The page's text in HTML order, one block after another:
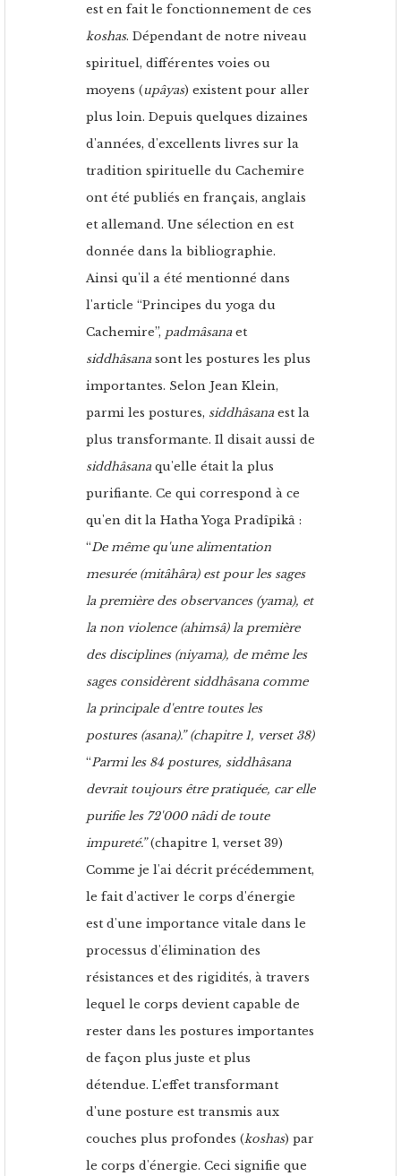
est en fait le fonctionnement de ces
koshas. Dépendant de notre niveau
spirituel, différentes voies ou
moyens (upâyas) existent pour aller
plus loin. Depuis quelques dizaines
d'années, d'excellents livres sur la
tradition spirituelle du Cachemire
ont été publiés en français, anglais
et allemand. Une sélection en est
donnée dans la bibliographie.
Ainsi qu'il a été mentionné dans
l'article “Principes du yoga du
Cachemire”, padmâsanaet
siddhâsanasont les postures les plus
importantes. Selon Jean Klein,
parmi les postures, siddhâsanaest la
plus transformante. Il disait aussi de
siddhâsanaqu'elle était la plus
purifiante. Ce qui correspond à ce
qu'en dit la Hatha Yoga Pradîpikâ :
“De même qu'une alimentation
mesurée (mitâhâra) est pour les sages
la première des observances (yama), et
la non violence (ahimsâ) la première
des disciplines (niyama), de même les
sages considèrent siddhâsana comme
la principale d'entre toutes les
postures (asana).” (chapitre 1, verset 38)
“Parmi les 84 postures, siddhâsana
devrait toujours être pratiquée, car elle
purifie les 72'000 nâdi de toute
impureté.”(chapitre 1, verset 39)
Comme je l'ai décrit précédemment,
le fait d'activer le corps d'énergie
est d'une importance vitale dans le
processus d'élimination des
résistances et des rigidités, à travers
lequel le corps devient capable de
rester dans les postures importantes
de façon plus juste et plus
détendue. L'effet transformant
d'une posture est transmis aux
couches plus profondes (koshas) par
le corps d'énergie. Ceci signifie que